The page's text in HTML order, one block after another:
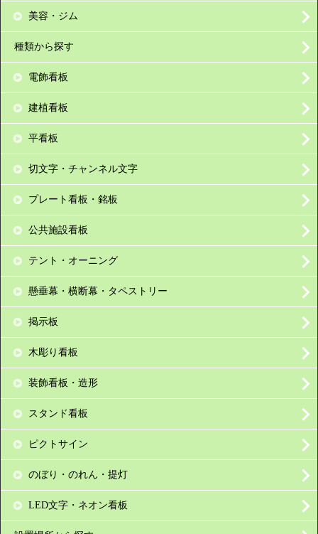
美容・ジム
種類から探す
電飾看板
建植看板
平看板
切文字・チャンネル文字
プレート看板・銘板
公共施設看板
テント・オーニング
懸垂幕・横断幕・タペストリー
掲示板
木彫り看板
装飾看板・造形
スタンド看板
ピクトサイン
のぼり・のれん・提灯
LED文字・ネオン看板